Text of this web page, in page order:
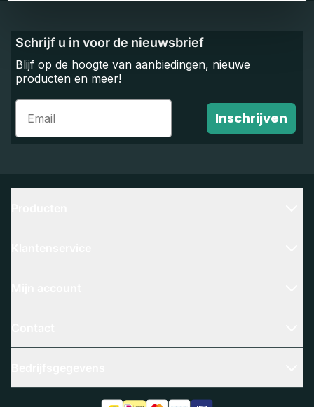
Schrijf u in voor de nieuwsbrief
Blijf op de hoogte van aanbiedingen, nieuwe
producten en meer!
Email
Inschrijven